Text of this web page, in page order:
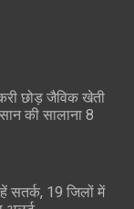
छोड़ जैविक खेती
की सालाना 8
सतर्क, 19 जिलों में